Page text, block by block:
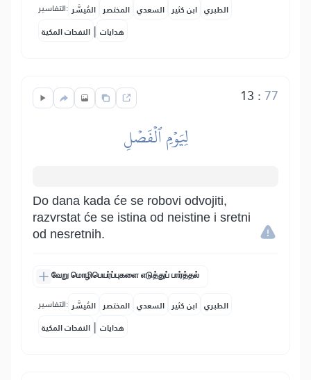
التفاسير: المُيسَّر المختصر السعدي ابن كثير الطبري
النفحات المكية | هدايات
13 : 77
لِيَوۡمِ ٱلۡفَصۡلِ
Do dana kada će se robovi odvojiti,
razvrstat će se istina od neistine i sretni
od nesretnih.
வேறு மொழிபெயர்ப்புகளை எடுத்துப் பார்த்தல்
التفاسير: المُيسَّر المختصر السعدي ابن كثير الطبري
النفحات المكية | هدايات